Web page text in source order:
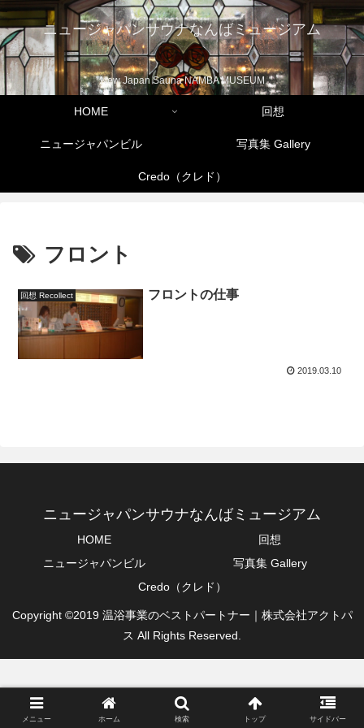
ニュージャパンサウナなんばミュージアム
New Japan Sauna NAMBA MUSEUM
HOME 回想
ニュージャパンビル 写真集 Gallery
Credo（クレド）
フロント
回想 Recollect フロントの仕事
2019.03.10
ニュージャパンサウナなんばミュージアム
HOME
回想
ニュージャパンビル
写真集 Gallery
Credo（クレド）
Copyright ©2019 温浴事業のベストパートナー｜株式会社アクトパ
ス All Rights Reserved.
メニュー ホーム 検索 トップ サイドバー